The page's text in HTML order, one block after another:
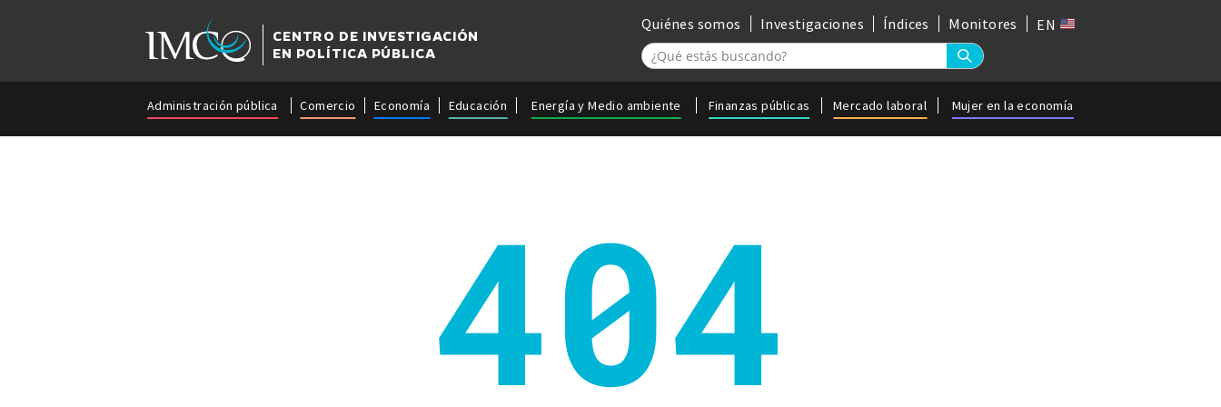
CENTRO DE INVESTIGACIÓN
EN POLÍTICA PÚBLICA
Quiénes somos Investigaciones Índices Monitores EN
Administración pública Comercio Economía Educación Energía y Medio ambiente Finanzas públicas Mercado laboral Mujer en la economía
404